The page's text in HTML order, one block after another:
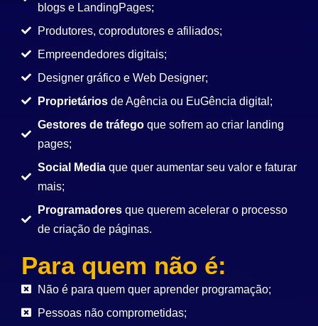
blogs e LandingPages;
Produtores, coprodutores e afiliados;
Empreendedores digitais;
Designer gráfico e Web Designer;
Proprietários de Agência ou EuGência digital;
Gestores de tráfegoque sofrem ao criar landing
pages;
Social Media que quer aumentar seu valor e faturar
mais;
Programadores que querem acelerar o processo
de criação de páginas.
Para quem não é:
Não é para quem quer aprender programação;
Pessoas não comprometidas;